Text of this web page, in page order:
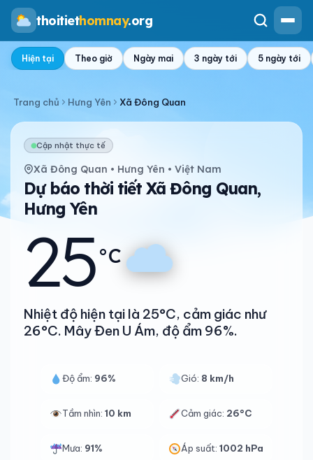
thoitiethomnay.org
Hiện tại Theo giờ Ngày mai 3 ngày tới 5 ngày tới
Trang chủ Hưng Yên Xã Đông Quan
Cập nhật thực tế
Xã Đông Quan • Hưng Yên • Việt Nam
Dự báo thời tiết Xã Đông Quan,
Hưng Yên
25°C
Nhiệt độ hiện tại là 25°C, cảm giác như
26°C. Mây Đen U Ám, độ ẩm 96%.
Độ ẩm: 96% Gió: 8 km/h
Tầm nhìn: 10 km Cảm giác: 26°C
Mưa: 91% Áp suất:1002 hPa